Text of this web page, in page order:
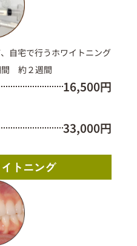
自宅で行うホワイトニング
間 約２週間
16,500円
33,000円
トニング